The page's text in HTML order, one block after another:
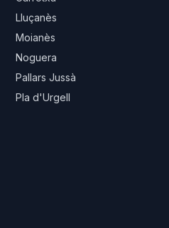
Lluçanès
Moianès
Noguera
Pallars Jussà
Pla d'Urgell